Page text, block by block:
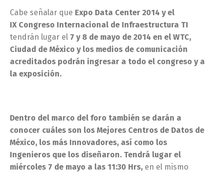
Cabe señalar que Expo Data Center 2014 y el
IX Congreso Internacional de Infraestructura TI
tendrán lugar el 7 y 8 de mayo de 2014 en el WTC,
Ciudad de México y los medios de comunicación
acreditados podrán ingresar a todo el congreso y a
la exposición.
Dentro del marco del foro también se darán a
conocer cuáles son los Mejores Centros de Datos de
México, los más Innovadores, así como los
Ingenieros que los diseñaron. Tendrá lugar el
miércoles 7 de mayo a las 11:30 Hrs, en el mismo